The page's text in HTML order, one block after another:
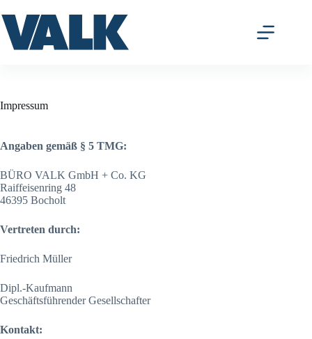
Inhalt
springen
Impressum
Angaben gemäß § 5 TMG:
BÜRO VALK GmbH + Co. KG
Raiffeisenring 48
46395 Bocholt
Vertreten durch:
Friedrich Müller
Dipl.-Kaufmann
Geschäftsführender Gesellschafter
Kontakt: